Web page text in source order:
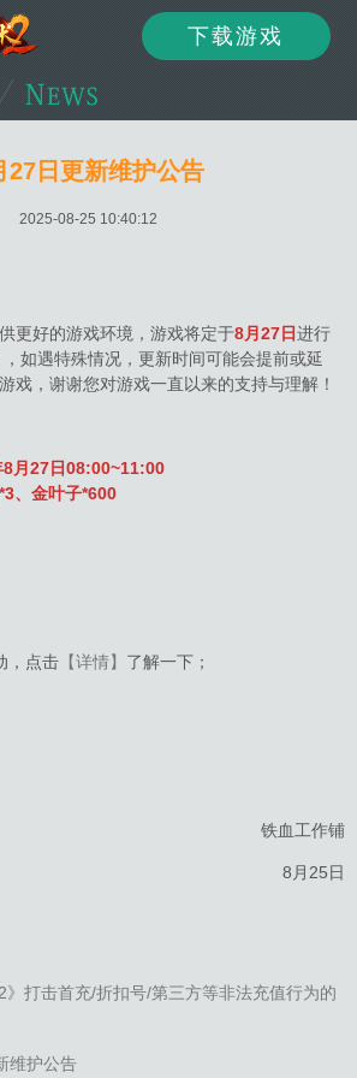
下载游戏
27日更新维护公告
2025-08-25 10:40:12
好的游戏环境，游戏将定于8月27日进行
如遇特殊情况，更新时间可能会提前或延
戏，谢谢您对游戏一直以来的支持与理解！
27日08:00~11:00
金叶子*600
，点击 【详情】 了解一下；
铁血工作铺
8月25日
2》打击首充/折扣号/第三方等非法充值行为的
维护公告
下载 客服